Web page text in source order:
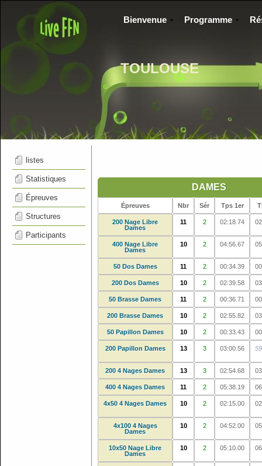
TOULOUSE
Bienvenue Programme
listes
Statistiques
Épreuves
Structures
Participants
DAMES
Épreuves Nbr Sér Tps 1er
200 Nage Libre
Dames
11 2 02:18.74
400 Nage Libre
Dames
10 2 04:56.67
50 Dos Dames 11 2 00:34.39
200 Dos Dames 10 2 02:39.58
50 Brasse Dames 11 2 00:36.71
200 Brasse Dames 10 2 02:55.82
50 Papillon Dames 10 2 00:33.43
200 Papillon Dames 13 3 03:00.56
200 4 Nages Dames 13 3 02:54.68
400 4 Nages Dames 11 2 05:38.19
4x50 4 Nages Dames 10 2 02:15.00
4x100 4 Nages
Dames
10 2 04:52.00
10x50 Nage Libre
Dames
10 2 05:10.00